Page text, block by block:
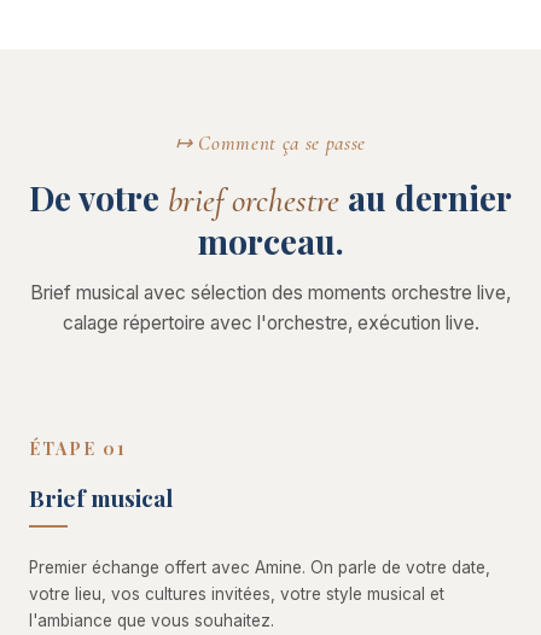
↦ Comment ça se passe
De votre brief orchestre au dernier
morceau.
Brief musical avec sélection des moments orchestre live,
calage répertoire avec l'orchestre, exécution live.
ÉTAPE 01
Brief musical
Premier échange offert avec Amine. On parle de votre date,
votre lieu, vos cultures invitées, votre style musical et
l'ambiance que vous souhaitez.